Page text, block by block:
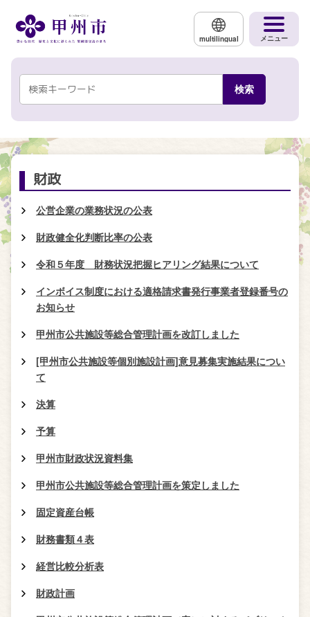
multilingual メニュー
財政
公営企業の業務状況の公表
財政健全化判断比率の公表
令和５年度 財務状況把握ヒアリング結果について
インボイス制度における適格請求書発行事業者登録番号の
お知らせ
甲州市公共施設等総合管理計画を改訂しました
[甲州市公共施設等個別施設計画]意見募集実施結果につい
て
決算
予算
甲州市財政状況資料集
甲州市公共施設等総合管理計画を策定しました
固定資産台帳
財務書類４表
経営比較分析表
財政計画